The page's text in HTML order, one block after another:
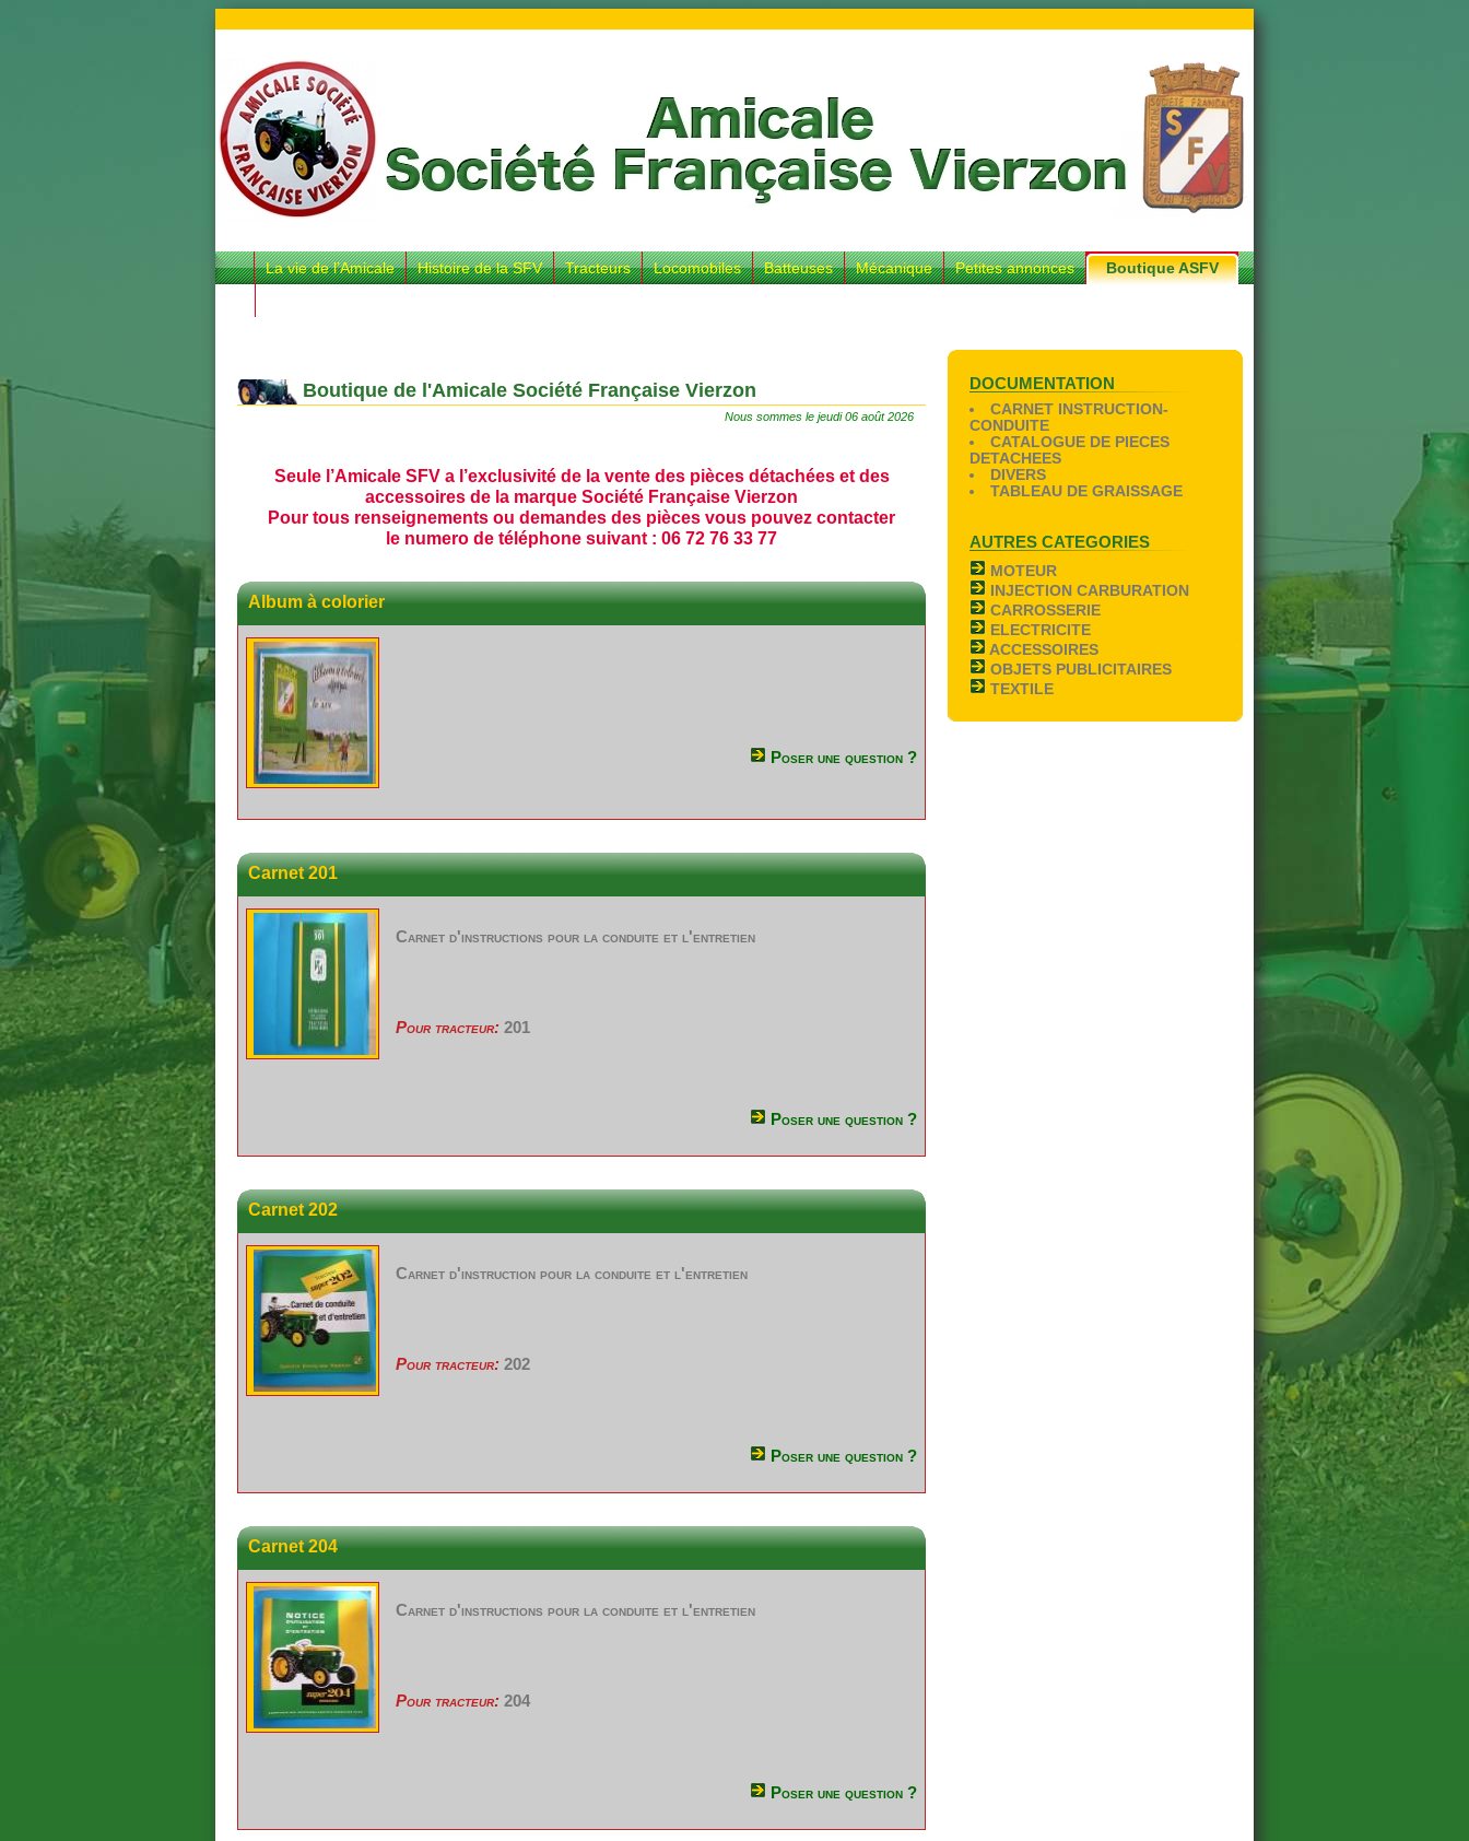
La vie de l’Amicale Histoire de la SFV Tracteurs Locomobiles Batteuses Mécanique Petites annonces Boutique ASFV
DOCUMENTATION
CARNET INSTRUCTION-
CONDUITE
CATALOGUE DE PIECES
DETACHEES
DIVERS
TABLEAU DE GRAISSAGE
AUTRES CATEGORIES
MOTEUR
INJECTION CARBURATION
CARROSSERIE
ELECTRICITE
ACCESSOIRES
OBJETS PUBLICITAIRES
TEXTILE
Boutique de l'Amicale Société Française Vierzon
Nous sommes le jeudi 06 août 2026
Seule l’Amicale SFV a l’exclusivité de la vente des pièces détachées et des
accessoires de la marque Société Française Vierzon
Pour tous renseignements ou demandes des pièces vous pouvez contacter
le numero de téléphone suivant : 06 72 76 33 77
Album à colorier
Poser une question ?
Carnet 201
Carnet d'instructions pour la conduite et l'entretien
Pour tracteur: 201
Poser une question ?
Carnet 202
Carnet d'instruction pour la conduite et l'entretien
Pour tracteur: 202
Poser une question ?
Carnet 204
Carnet d'instructions pour la conduite et l'entretien
Pour tracteur: 204
Poser une question ?